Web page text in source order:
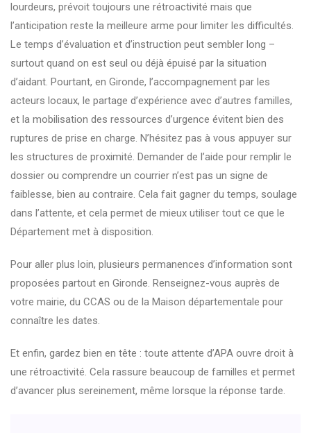
lourdeurs, prévoit toujours une rétroactivité mais que
l’anticipation reste la meilleure arme pour limiter les difficultés.
Le temps d’évaluation et d’instruction peut sembler long –
surtout quand on est seul ou déjà épuisé par la situation
d’aidant. Pourtant, en Gironde, l’accompagnement par les
acteurs locaux, le partage d’expérience avec d’autres familles,
et la mobilisation des ressources d’urgence évitent bien des
ruptures de prise en charge. N’hésitez pas à vous appuyer sur
les structures de proximité. Demander de l’aide pour remplir le
dossier ou comprendre un courrier n’est pas un signe de
faiblesse, bien au contraire. Cela fait gagner du temps, soulage
dans l’attente, et cela permet de mieux utiliser tout ce que le
Département met à disposition.
Pour aller plus loin, plusieurs permanences d’information sont
proposées partout en Gironde. Renseignez-vous auprès de
votre mairie, du CCAS ou de la Maison départementale pour
connaître les dates.
Et enfin, gardez bien en tête : toute attente d’APA ouvre droit à
une rétroactivité. Cela rassure beaucoup de familles et permet
d’avancer plus sereinement, même lorsque la réponse tarde.